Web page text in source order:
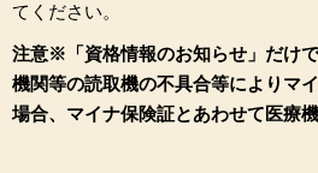
てください。
注意※「資格情報のお知らせ」だけ
機関等の読取機の不具合等によりマ
場合、マイナ保険証とあわせて医療